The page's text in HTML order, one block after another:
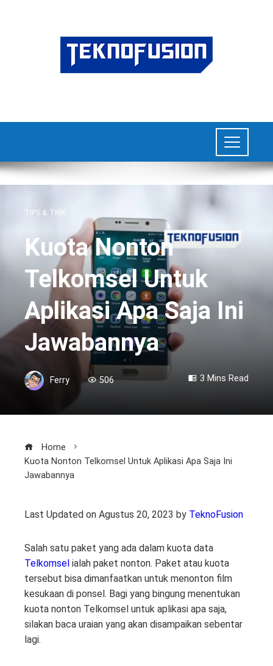
TIPS & TRIK
Kuota Nonton
Telkomsel Untuk
Aplikasi Apa Saja Ini
Jawabannya
Ferry 506 3 Mins Read
Home
Kuota Nonton Telkomsel Untuk Aplikasi Apa Saja Ini
Jawabannya
Last Updated on Agustus 20, 2023 by TeknoFusion
Salah satu paket yang ada dalam kuota data
Telkomsel ialah paket nonton. Paket atau kuota
tersebut bisa dimanfaatkan untuk menonton film
kesukaan di ponsel. Bagi yang bingung menentukan
kuota nonton Telkomsel untuk aplikasi apa saja,
silakan baca uraian yang akan disampaikan sebentar
lagi.